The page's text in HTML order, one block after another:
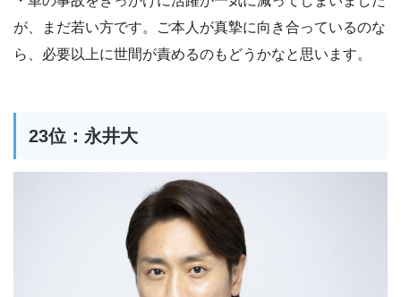
が、まだ若い方です。ご本人が真摯に向き合っているのな
ら、必要以上に世間が責めるのもどうかなと思います。
23位：永井大